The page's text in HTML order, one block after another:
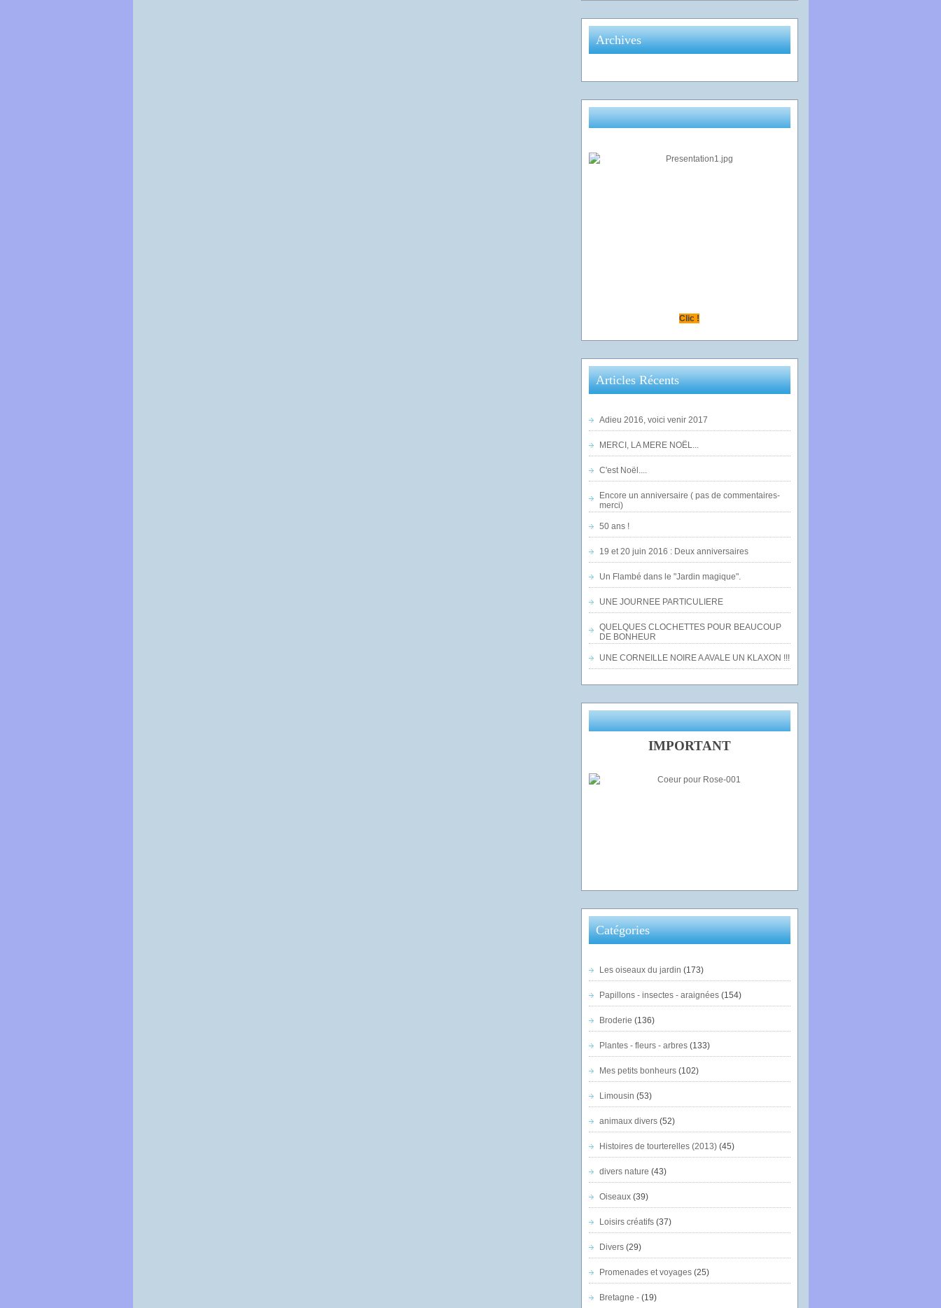
Archives
Clic !
Articles Récents
Adieu 2016, voici venir 2017
MERCI, LA MERE NOËL...
C'est Noël....
Encore un anniversaire ( pas de commentaires-
merci)
50 ans !
19 et 20 juin 2016 : Deux anniversaires
Un Flambé dans le "Jardin magique".
UNE JOURNEE PARTICULIERE
QUELQUES CLOCHETTES POUR BEAUCOUP
DE BONHEUR
UNE CORNEILLE NOIRE A AVALE UN KLAXON !!!
IMPORTANT
Catégories
Les oiseaux du jardin (173)
Papillons - insectes - araignées(154)
Broderie (136)
Plantes - fleurs - arbres(133)
Mes petits bonheurs(102)
Limousin (53)
animaux divers(52)
Histoires de tourterelles (2013)(45)
divers nature (43)
Oiseaux(39)
Loisirs créatifs(37)
Divers(29)
Promenades et voyages(25)
Bretagne -(19)